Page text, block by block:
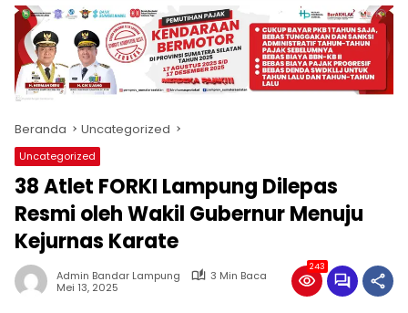
produk
antara
lain
mampu
menjadi
komunikasi
usaha
(beriklan),
fokus
pada
pemberitaan
nasional
maupun
international,
Beranda Uncategorized
Uncategorized
38 Atlet FORKI Lampung Dilepas
Resmi oleh Wakil Gubernur Menuju
Kejurnas Karate
Admin Bandar Lampung
3 Min Baca
Mei 13, 2025
243